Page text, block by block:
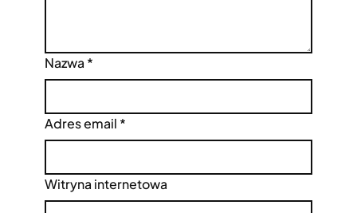
Nazwa *
Adres email *
Witryna internetowa